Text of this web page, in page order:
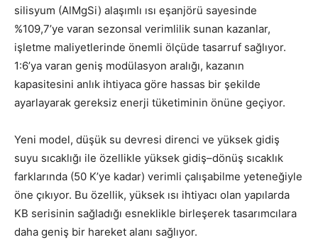
silisyum (AlMgSi) alaşımlı ısı eşanjörü sayesinde
%109,7’ye varan sezonsal verimlilik sunan kazanlar,
işletme maliyetlerinde önemli ölçüde tasarruf sağlıyor.
1:6’ya varan geniş modülasyon aralığı, kazanın
kapasitesini anlık ihtiyaca göre hassas bir şekilde
ayarlayarak gereksiz enerji tüketiminin önüne geçiyor.
Yeni model, düşük su devresi direnci ve yüksek gidiş
suyu sıcaklığı ile özellikle yüksek gidiş–dönüş sıcaklık
farklarında (50 K’ye kadar) verimli çalışabilme yeteneğiyle
öne çıkıyor. Bu özellik, yüksek ısı ihtiyacı olan yapılarda
KB serisinin sağladığı esneklikle birleşerek tasarımcılara
daha geniş bir hareket alanı sağlıyor.